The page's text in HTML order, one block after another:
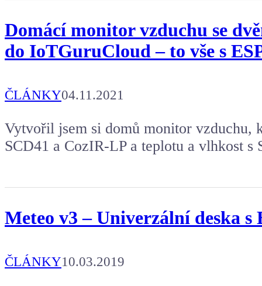
Domácí monitor vzduchu se
do IoTGuruCloud – to vše s
ČLÁNKY04.11.2021
Vytvořil jsem si domů monitor vzduchu,
SCD41 a CozIR-LP a teplotu a vlhkost s
Meteo v3 – Univerzální deska s
ČLÁNKY10.03.2019